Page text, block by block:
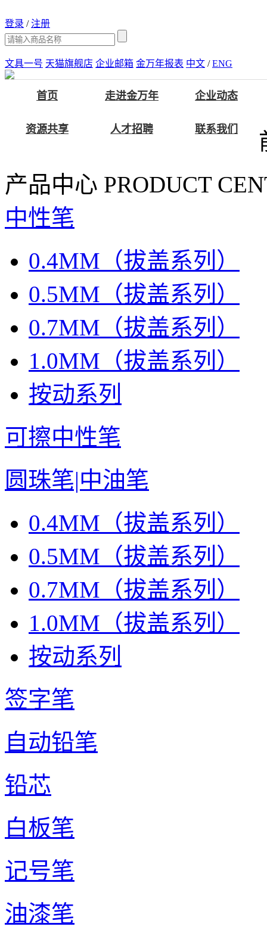
登录 / 注册
文具一号 天猫旗舰店 企业邮箱 金万年报表 中文 / ENG
首页 走进金万年 企业动态
资源共享 人才招聘 联系我们
产品中心 PRODUCT
中性笔
0.4MM（拔盖系列）
0.5MM（拔盖系列）
0.7MM（拔盖系列）
1.0MM（拔盖系列）
按动系列
可擦中性笔
圆珠笔|中油笔
0.4MM（拔盖系列）
0.5MM（拔盖系列）
0.7MM（拔盖系列）
1.0MM（拔盖系列）
按动系列
签字笔
自动铅笔
铅芯
白板笔
记号笔
油漆笔